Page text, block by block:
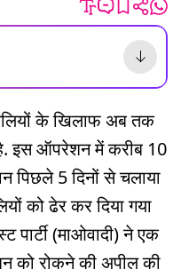
के खिलाफ अब तक
इस ऑपरेशन में करीब 10
पिछले 5 दिनों से चलाया
को ढेर कर दिया गया
पार्टी (माओवादी) ने एक
को रोकने की अपील की